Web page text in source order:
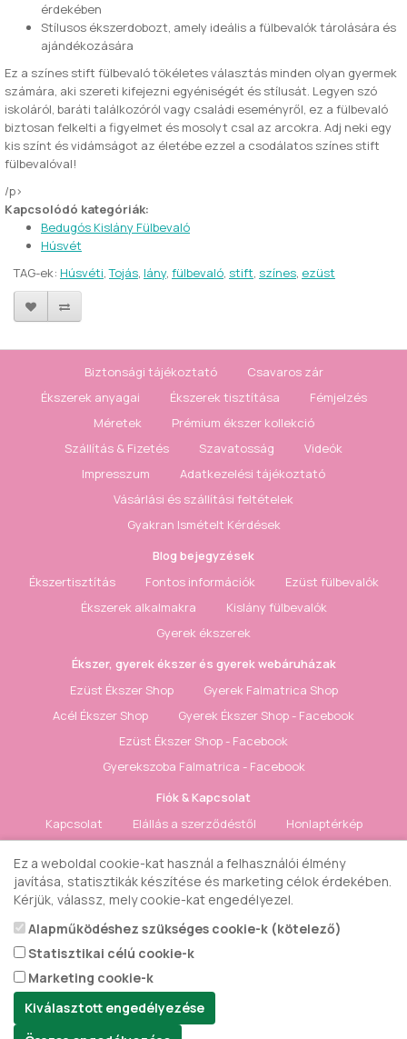
érdekében
Stílusos ékszerdobozt, amely ideális a fülbevalók tárolására és
ajándékozására
Ez a színes stift fülbevaló tökéletes választás minden olyan gyermek
számára, aki szereti kifejezni egyéniségét és stílusát. Legyen szó
iskoláról, baráti találkozóról vagy családi eseményről, ez a fülbevaló
biztosan felkelti a figyelmet és mosolyt csal az arcokra. Adj neki egy
kis színt és vidámságot az életébe ezzel a csodálatos színes stift
fülbevalóval!
/p>
Kapcsolódó kategóriák:
Bedugós Kislány Fülbevaló
Húsvét
TAG-ek: Húsvéti,Tojás, lány, fülbevaló, stift, színes, ezüst
Biztonsági tájékoztató
Csavaros zár
Ékszerek anyagai
Ékszerek tisztítása
Fémjelzés
Méretek
Prémium ékszer kollekció
Szállítás & Fizetés
Szavatosság
Videók
Impresszum
Adatkezelési tájékoztató
Vásárlási és szállítási feltételek
Gyakran Ismételt Kérdések
Blog bejegyzések
Ékszertisztítás
Fontos információk
Ezüst fülbevalók
Ékszerek alkalmakra
Kislány fülbevalók
Gyerek ékszerek
Ékszer, gyerek ékszer és gyerek webáruházak
Ezüst Ékszer Shop
Gyerek Falmatrica Shop
Acél Ékszer Shop
Gyerek Ékszer Shop - Facebook
Ezüst Ékszer Shop - Facebook
Gyerekszoba Falmatrica - Facebook
Fiók & Kapcsolat
Kapcsolat
Elállás a szerződéstől
Honlaptérkép
Gyerek ékszer Shop © 2018 - ezüst gyerek ékszerek
Ez a weboldal cookie-kat használ a felhasználói élmény
javítása, statisztikák készítése és marketing célok érdekében.
Kérjük, válassz, mely cookie-kat engedélyezel.
Alapműködéshez szükséges cookie-k (kötelező)
Statisztikai célú cookie-k
Marketing cookie-k
Kiválasztott engedélyezése